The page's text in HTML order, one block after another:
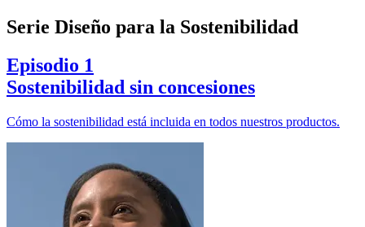
Serie Diseño para la Sostenibilidad
Episodio 1
Sostenibilidad sin concesiones
Cómo la sostenibilidad está incluida en todos nuestros productos.